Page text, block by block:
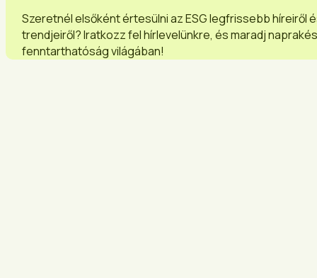
Szeretnél elsőként értesülni az ESG legfrissebb híreiről
trendjeiről? Iratkozz fel hírlevelünkre, és maradj
fenntarthatóság világában!